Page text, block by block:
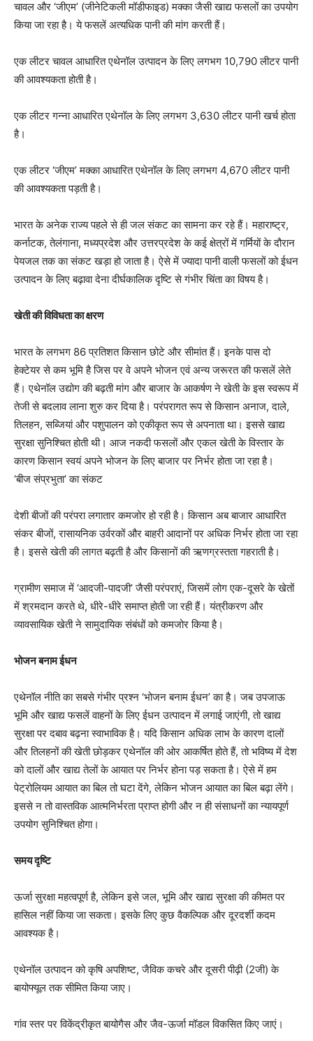
चावल और ‘जीएम’ (जीनेटिकली मॉडीफाइड) मक्का जैसी खाद्य फसलों का उपयोग
किया जा रहा है। ये फसलें अत्यधिक पानी की मांग करती हैं।
एक लीटर चावल आधारित एथेनॉल उत्पादन के लिए लगभग 10,790 लीटर पानी
की आवश्यकता होती है।
एक लीटर गन्ना आधारित एथेनॉल के लिए लगभग 3,630 लीटर पानी खर्च होता
है।
एक लीटर ‘जीएम’ मक्का आधारित एथेनॉल के लिए लगभग 4,670 लीटर पानी
की आवश्यकता पड़ती है।
भारत के अनेक राज्य पहले से ही जल संकट का सामना कर रहे हैं। महाराष्ट्र,
कर्नाटक, तेलंगाना, मध्यप्रदेश और उत्तरप्रदेश के कई क्षेत्रों में गर्मियों के दौरान
पेयजल तक का संकट खड़ा हो जाता है। ऐसे में ज्यादा पानी वाली फसलों को ईधन
उत्पादन के लिए बढ़ावा देना दीर्घकालिक दृष्टि से गंभीर चिंता का विषय है।
खेती की विविधता का क्षरण
भारत के लगभग 86 प्रतिशत किसान छोटे और सीमांत हैं। इनके पास दो
हेक्टेयर से कम भूमि है जिस पर वे अपने भोजन एवं अन्य जरूरत की फसलें लेते
हैं। एथेनॉल उ‌द्योग की बढ़ती मांग और बाजार के आकर्षण ने खेती के इस स्वरूप में
तेजी से बदलाव लाना शुरु कर दिया है। परंपरागत रूप से किसान अनाज, दाले,
तिलहन, सब्जियां और पशुपालन को एकीकृत रूप से अपनाता था। इससे खा‌द्य
सुरक्षा सुनिश्चित होती थी। आज नकदी फसलों और एकल खेती के विस्तार के
कारण किसान स्वयं अपने भोजन के लिए बाजार पर निर्भर होता जा रहा है।
‘बीज संप्रभुता’ का संकट
देशी बीजों की परंपरा लगातार कमजोर हो रही है। किसान अब बाजार आधारित
संकर बीजों, रासायनिक उर्वरकों और बाहरी आदानों पर अधिक निर्भर होता जा रहा
है। इससे खेती की लागत बढ़ती है और किसानों की ऋणग्रस्तता गहराती है।
ग्रामीण समाज में ‘आदजी-पादजी’ जैसी परंपराएं, जिसमें लोग एक-दूसरे के खेतों
में श्रमदान करते थे, धीरे-धीरे समाप्त होती जा रही हैं। यंत्रीकरण और
व्यावसायिक खेती ने सामुदायिक संबंधों को कमजोर किया है।
भोजन बनाम ईधन
एथेनॉल नीति का सबसे गंभीर प्रश्न ‘भोजन बनाम ईधन’ का है। जब उपजाऊ
भूमि और खाद्य फसलें वाहनों के लिए ईधन उत्पादन में लगाई जाएंगी, तो खाद्य
सुरक्षा पर दबाव बढ़ना स्वाभाविक है। यदि किसान अधिक लाभ के कारण दालों
और तिलहनों की खेती छोड़कर एथेनॉल की ओर आकर्षित होते हैं, तो भविष्य में देश
को दालों और खाद्य तेलों के आयात पर निर्भर होना पड़ सकता है। ऐसे में हम
पेट्रोलियम आयात का बिल तो घटा देंगे, लेकिन भोजन आयात का बिल बढ़ा लेंगे।
इससे न तो वास्तविक आत्मनिर्भरता प्राप्त होगी और न ही संसाधनों का न्यायपूर्ण
उपयोग सुनिश्चित होगा।
समय दृष्टि
ऊर्जा सुरक्षा महत्वपूर्ण है, लेकिन इसे जल, भूमि और खाद्य सुरक्षा की कीमत पर
हासिल नहीं किया जा सकता। इसके लिए कुछ वैकल्पिक और दूरदर्शी कदम
आवश्यक है।
एथेनॉल उत्पादन को कृषि अपशिष्ट, जैविक कचरे और दूसरी पीढ़ी (2जी) के
बायोफ्यूल तक सीमित किया जाए।
गांव स्तर पर विकेंद्रीकृत बायोगैस और जैव-ऊर्जा मॉडल विकसित किए जाएं।